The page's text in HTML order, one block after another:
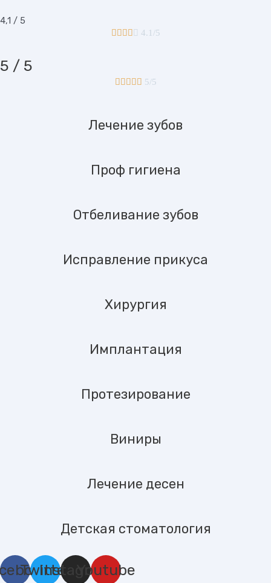
4,1 / 5
     4.1/5
5 / 5
     5/5
Лечение зубов
Проф гигиена
Отбеливание зубов
Исправление прикуса
Хирургия
Имплантация
Протезирование
Виниры
Лечение десен
Детская стоматология
TwitterInstagram
Youtube